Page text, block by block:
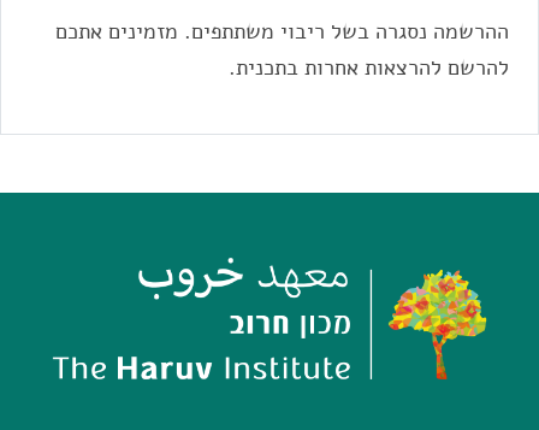
ההרשמה נסגרה בשל ריבוי משתתפים. מזמינים אתכם
להרשם להרצאות אחרות בתכנית.